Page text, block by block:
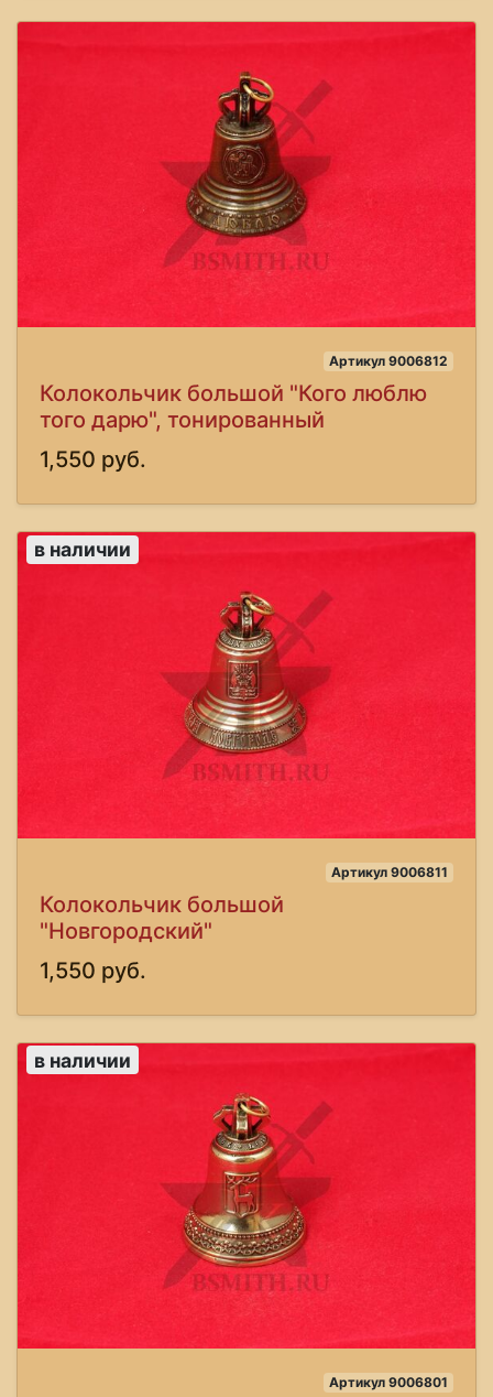
Артикул 9006812
Колокольчик большой "Кого люблю
того дарю", тонированный
1,550 руб.
в наличии
Артикул 9006811
Колокольчик большой
"Новгородский"
1,550 руб.
в наличии
Артикул 9006801